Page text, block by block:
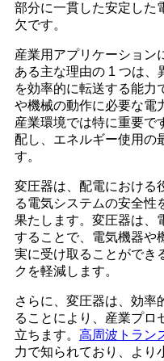
部分に一貫した安定した
欠です。
産業用アプリケーション
ある主な理由の 1 つは、
を効率的に転送する能力
や機械の動作に必要な電
産業環境では特に重要で
配し、エネルギー使用の
す。
変圧器は、配電における
る電気システムの安全性
果たします。変圧器は、
することで、電気機器や
実に受け取ることができ
クを軽減します。
さらに、変圧器は、効率
ることにより、産業プロ
立ちます。 高周波トラン
力で知られており、より